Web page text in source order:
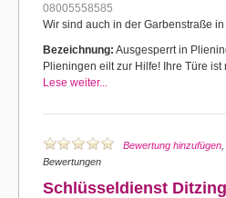
08005558585
Wir sind auch in der Garbenstraße
Bezeichnung: Ausgesperrt in
Plieningen eilt zur Hilfe! Ihre Türe
Lese weiter...
Bewertung hinzufügen
Bewertungen
Schlüsseldienst